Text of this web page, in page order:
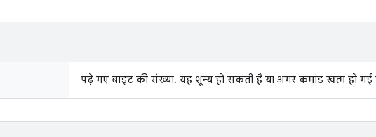
पढ़े गए बाइट की संख्या. यह शून्य हो सकती है या अगर कमांड खत्म हो गई